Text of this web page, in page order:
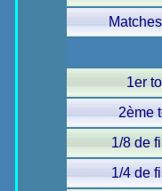
1er
2ème
1/8 de
1/4 de